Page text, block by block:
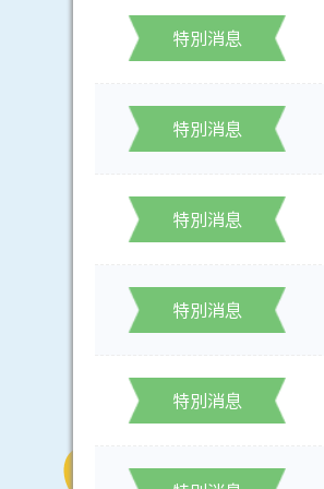
特別消息
特別消息
特別消息
特別消息
特別消息